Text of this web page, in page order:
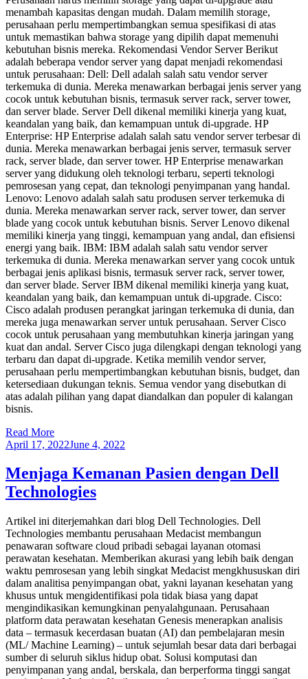
menambah kapasitas dengan mudah. Dalam memilih storage,
perusahaan perlu mempertimbangkan semua spesifikasi di atas
untuk memastikan bahwa storage yang dipilih dapat memenuhi
kebutuhan bisnis mereka. Rekomendasi Vendor Server Berikut
adalah beberapa vendor server yang dapat menjadi rekomendasi
untuk perusahaan: Dell: Dell adalah salah satu vendor server
terkemuka di dunia. Mereka menawarkan berbagai jenis server yang
cocok untuk kebutuhan bisnis, termasuk server rack, server tower,
dan server blade. Server Dell dikenal memiliki kinerja yang kuat,
keandalan yang baik, dan kemampuan untuk di-upgrade. HP
Enterprise: HP Enterprise adalah salah satu vendor server terbesar di
dunia. Mereka menawarkan berbagai jenis server, termasuk server
rack, server blade, dan server tower. HP Enterprise menawarkan
server yang didukung oleh teknologi terbaru, seperti teknologi
pemrosesan yang cepat, dan teknologi penyimpanan yang handal.
Lenovo: Lenovo adalah salah satu produsen server terkemuka di
dunia. Mereka menawarkan server rack, server tower, dan server
blade yang cocok untuk kebutuhan bisnis. Server Lenovo dikenal
memiliki kinerja yang tinggi, kemampuan yang andal, dan efisiensi
energi yang baik. IBM: IBM adalah salah satu vendor server
terkemuka di dunia. Mereka menawarkan server yang cocok untuk
berbagai jenis aplikasi bisnis, termasuk server rack, server tower,
dan server blade. Server IBM dikenal memiliki kinerja yang kuat,
keandalan yang baik, dan kemampuan untuk di-upgrade. Cisco:
Cisco adalah produsen perangkat jaringan terkemuka di dunia, dan
mereka juga menawarkan server untuk perusahaan. Server Cisco
cocok untuk perusahaan yang membutuhkan kinerja jaringan yang
kuat dan andal. Server Cisco juga dilengkapi dengan teknologi yang
terbaru dan dapat di-upgrade. Ketika memilih vendor server,
perusahaan perlu mempertimbangkan kebutuhan bisnis, budget, dan
ketersediaan dukungan teknis. Semua vendor yang disebutkan di
atas adalah pilihan yang dapat diandalkan dan populer di kalangan
bisnis.
Read More
April 17, 2022June 4, 2022
Menjaga Kemanan Pasien dengan Dell
Technologies
Artikel ini diterjemahkan dari blog Dell Technologies. Dell
Technologies membantu perusahaan Medacist membangun
penawaran software cloud pribadi sebagai layanan otomasi
perawatan kesehatan. Memberikan akurasi yang lebih baik dengan
waktu pemrosesan yang lebih singkat Medacist mengkhususkan diri
dalam analitisa penyimpangan obat, yakni layanan kesehatan yang
khusus untuk mengidentifikasi pola tidak biasa yang dapat
mengindikasikan kemungkinan penyalahgunaan. Perusahaan
platform data perawatan kesehatan Genesis menerapkan analisis
data – termasuk kecerdasan buatan (AI) dan pembelajaran mesin
(ML/ Machine Learning) – untuk sejumlah besar data dari berbagai
sumber di seluruh siklus hidup obat. Solusi komputasi dan
penyimpanan yang andal, berskala, dan berperforma tinggi sangat